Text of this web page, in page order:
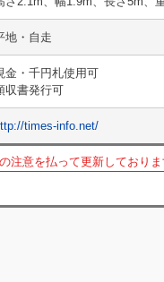
地・自走
金・千円札使用可
収書発行可
times-info.net/
注意を払って更新しており